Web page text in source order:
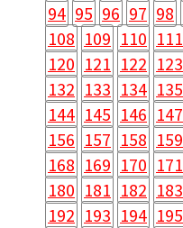
94 95 96 97 98
108 109 110 111
120 121 122 123
132 133 134 135
144 145 146 147
156 157 158 159
168 169 170 171
180 181 182 183
192 193 194 195